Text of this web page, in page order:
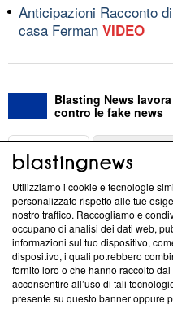
Anticipazioni Racconto
casa Ferman VIDEO
Blasting News
contro le fake news
ABOUT
Questa sezione offre
News, sui nostri processi
creare news di qualità.
‘Trust Project - News with
ancora membro del
parte; Trust Project non ha
conformità agli standard.
Utilizziamo i cookie e tecnologie
personalizzato rispetto alle tue
nostro traffico. Raccogliamo e
occupano di analisi dei dati web,
informazioni sul tuo dispositivo,
dispositivo, i quali potrebbero
fornito loro o che hanno raccolto
acconsentire all’uso di tali
presente su questo banner oppure